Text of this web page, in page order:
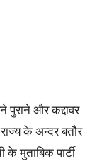
और कद्दावर
के अन्दर बतौर
मुताबिक पार्टी